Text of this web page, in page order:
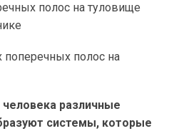
полос на туловище
поперечных полос на
различные
системы, которые